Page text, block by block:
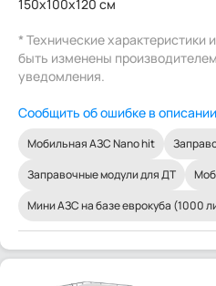
150x100x120 см
* Технические характеристики
быть изменены
уведомления.
Сообщить об ошибке в описании
Мобильная АЗС Nano hit
Заправочные модули для ДТ
Мини АЗС на базе еврокуба (1000